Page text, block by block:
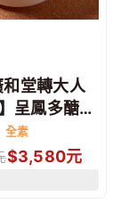
堂轉大人
呈鳳多醣草
本燉湯
全素
$3,580元